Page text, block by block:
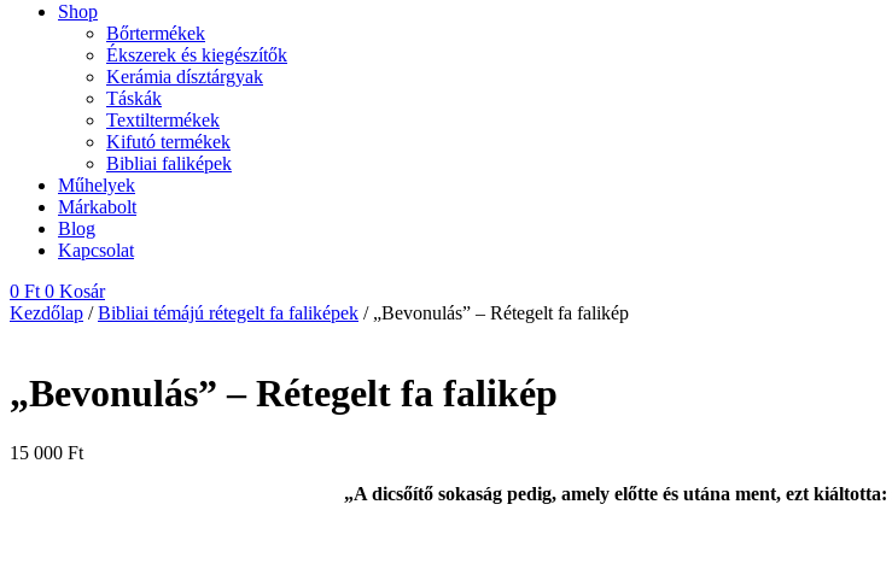
Shop
Bőrtermékek
Ékszerek és kiegészítők
Kerámia dísztárgyak
Táskák
Textiltermékek
Kifutó termékek
Bibliai faliképek
Műhelyek
Márkabolt
Blog
Kapcsolat
0 Ft 0 Kosár
Kezdőlap /Bibliai témájú rétegelt fa faliképek / „Bevonulás” – Rétegelt fa falikép
„Bevonulás” – Rétegelt fa falikép
15 000 Ft
„A dicsőítő sokaság pedig, amely előtte és utána ment, ezt